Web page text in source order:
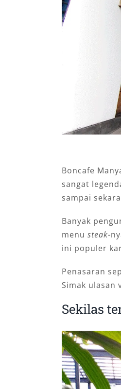
Boncafe
sangat
sampai
Banyak
menu steak-
ini populer
Penasaran
Simak ulasan
Sekilas